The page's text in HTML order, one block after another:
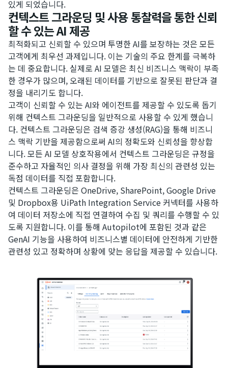
있게 되었습니다.
컨텍스트 그라운딩 및 사용 통찰력을 통한 신뢰
할 수 있는 AI 제공
최적화되고 신뢰할 수 있으며 투명한 AI를 보장하는 것은 모든
고객에게 최우선 과제입니다. 이는 기술의 주요 한계를 극복하
는 데 중요합니다. 실제로 AI 모델은 최신 비즈니스 맥락이 부족
한 경우가 많으며, 오래된 데이터를 기반으로 잘못된 판단과 결
정을 내리기도 합니다.
고객이 신뢰할 수 있는 AI와 에이전트를 제공할 수 있도록 돕기
위해 컨텍스트 그라운딩을 일반적으로 사용할 수 있게 했습니
다. 컨텍스트 그라운딩은 검색 증강 생성(RAG)을 통해 비즈니
스 맥락 기반을 제공함으로써 AI의 정확도와 신뢰성을 향상합
니다. 모든 AI 모델 상호작용에서 컨텍스트 그라운딩은 규정을
준수하고 자율적인 의사 결정을 위해 가장 최신의 관련성 있는
독점 데이터를 직접 포함합니다.
컨텍스트 그라운딩은 OneDrive, SharePoint, Google Drive
및 Dropbox용 UiPath Integration Service 커넥터를 사용하
여 데이터 저장소에 직접 연결하여 수집 및 쿼리를 수행할 수 있
도록 지원합니다. 이를 통해 Autopilot에 포함된 것과 같은
GenAI 기능을 사용하여 비즈니스별 데이터에 안전하게 기반한
관련성 있고 정확하며 상황에 맞는 응답을 제공할 수 있습니다.